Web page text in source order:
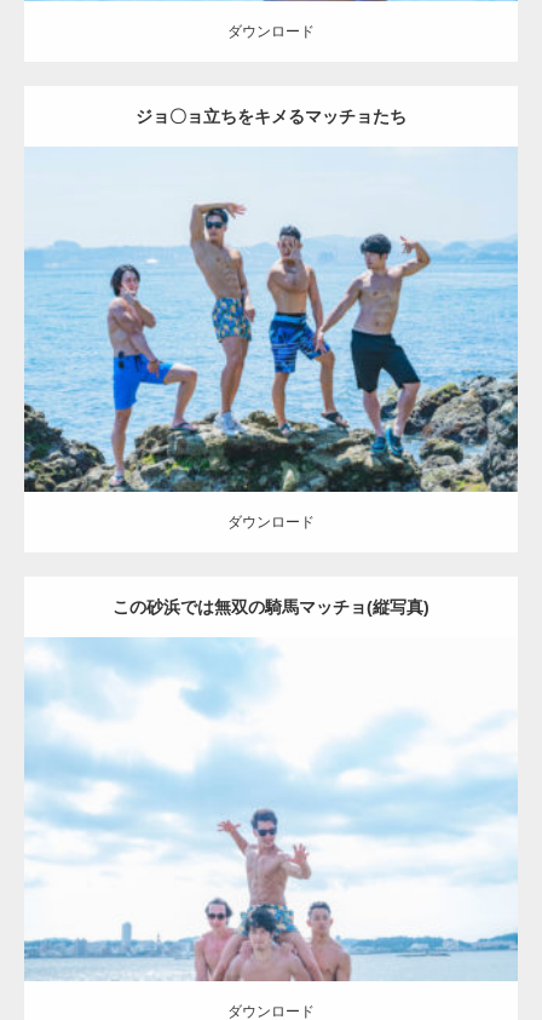
ダウンロード
ジョ〇ョ立ちをキメるマッチョたち
Update: 2023.09.6
Category:海のマッチョ2 inoriAKIHITO(細マッチョ) SOSUKE 外資系
筋肉
腹筋
ダウンロード
ダウンロード
この砂浜では無双の騎馬マッチョ(縦写真)
Category:海のマッチョ2 AKIHITO(細マッチョ) SOSUKE 外資系
ダウンロード
ダウンロード